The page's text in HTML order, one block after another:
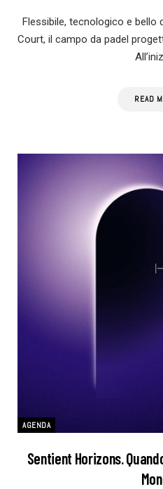
Flessibile, tecnologico e bello
Court, il campo da padel
READ
AGENDA
Sentient Horizons.